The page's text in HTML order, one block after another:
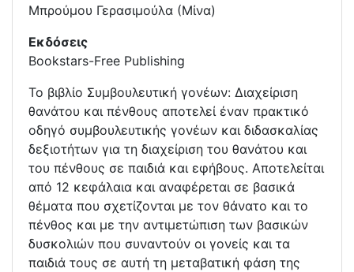
Μπρούμου Γερασιμούλα (Μίνα)
Εκδόσεις
Bookstars-Free Publishing
Το βιβλίο Συμβουλευτική γονέων: Διαχείριση
θανάτου και πένθους αποτελεί έναν πρακτικό
οδηγό συμβουλευτικής γονέων και διδασκαλίας
δεξιοτήτων για τη διαχείριση του θανάτου και
του πένθους σε παιδιά και εφήβους. Αποτελείται
από 12 κεφάλαια και αναφέρεται σε βασικά
θέματα που σχετίζονται με τον θάνατο και το
πένθος και με την αντιμετώπιση των βασικών
δυσκολιών που συναντούν οι γονείς και τα
παιδιά τους σε αυτή τη μεταβατική φάση της